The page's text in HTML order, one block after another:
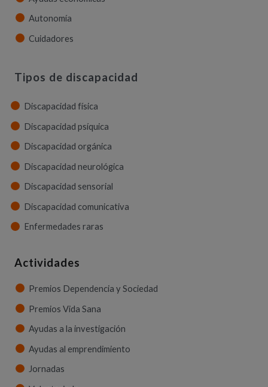
Autonomía
Cuidadores
Tipos de discapacidad
Discapacidad física
Discapacidad psíquica
Discapacidad orgánica
Discapacidad neurológica
Discapacidad sensorial
Discapacidad comunicativa
Enfermedades raras
Actividades
Premios Dependencia y Sociedad
Premios Vida Sana
Ayudas a la investigación
Ayudas al emprendimiento
Jornadas